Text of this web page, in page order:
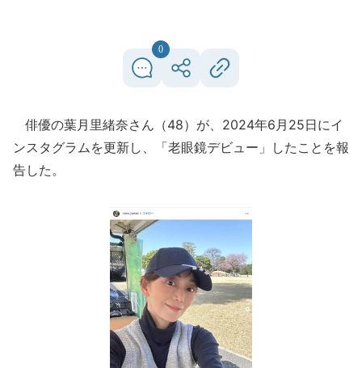
0
俳優の葉月里緒奈さん（48）が、2024年6月25日にイ
ンスタグラムを更新し、「老眼鏡デビュー」したことを報
告した。